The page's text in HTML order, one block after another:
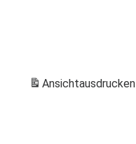
Ansichtausdrucken